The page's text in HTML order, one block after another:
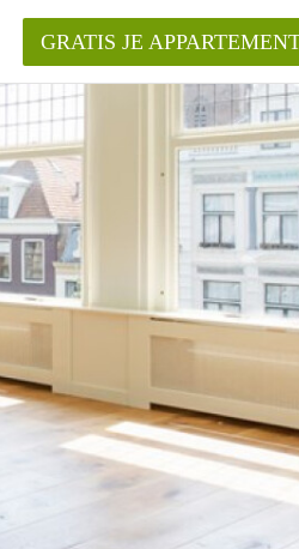
?
het aangeboden
GRATIS JE